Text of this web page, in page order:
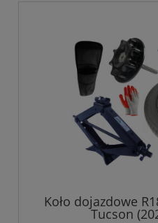
Koło dojazdowe
Tucson